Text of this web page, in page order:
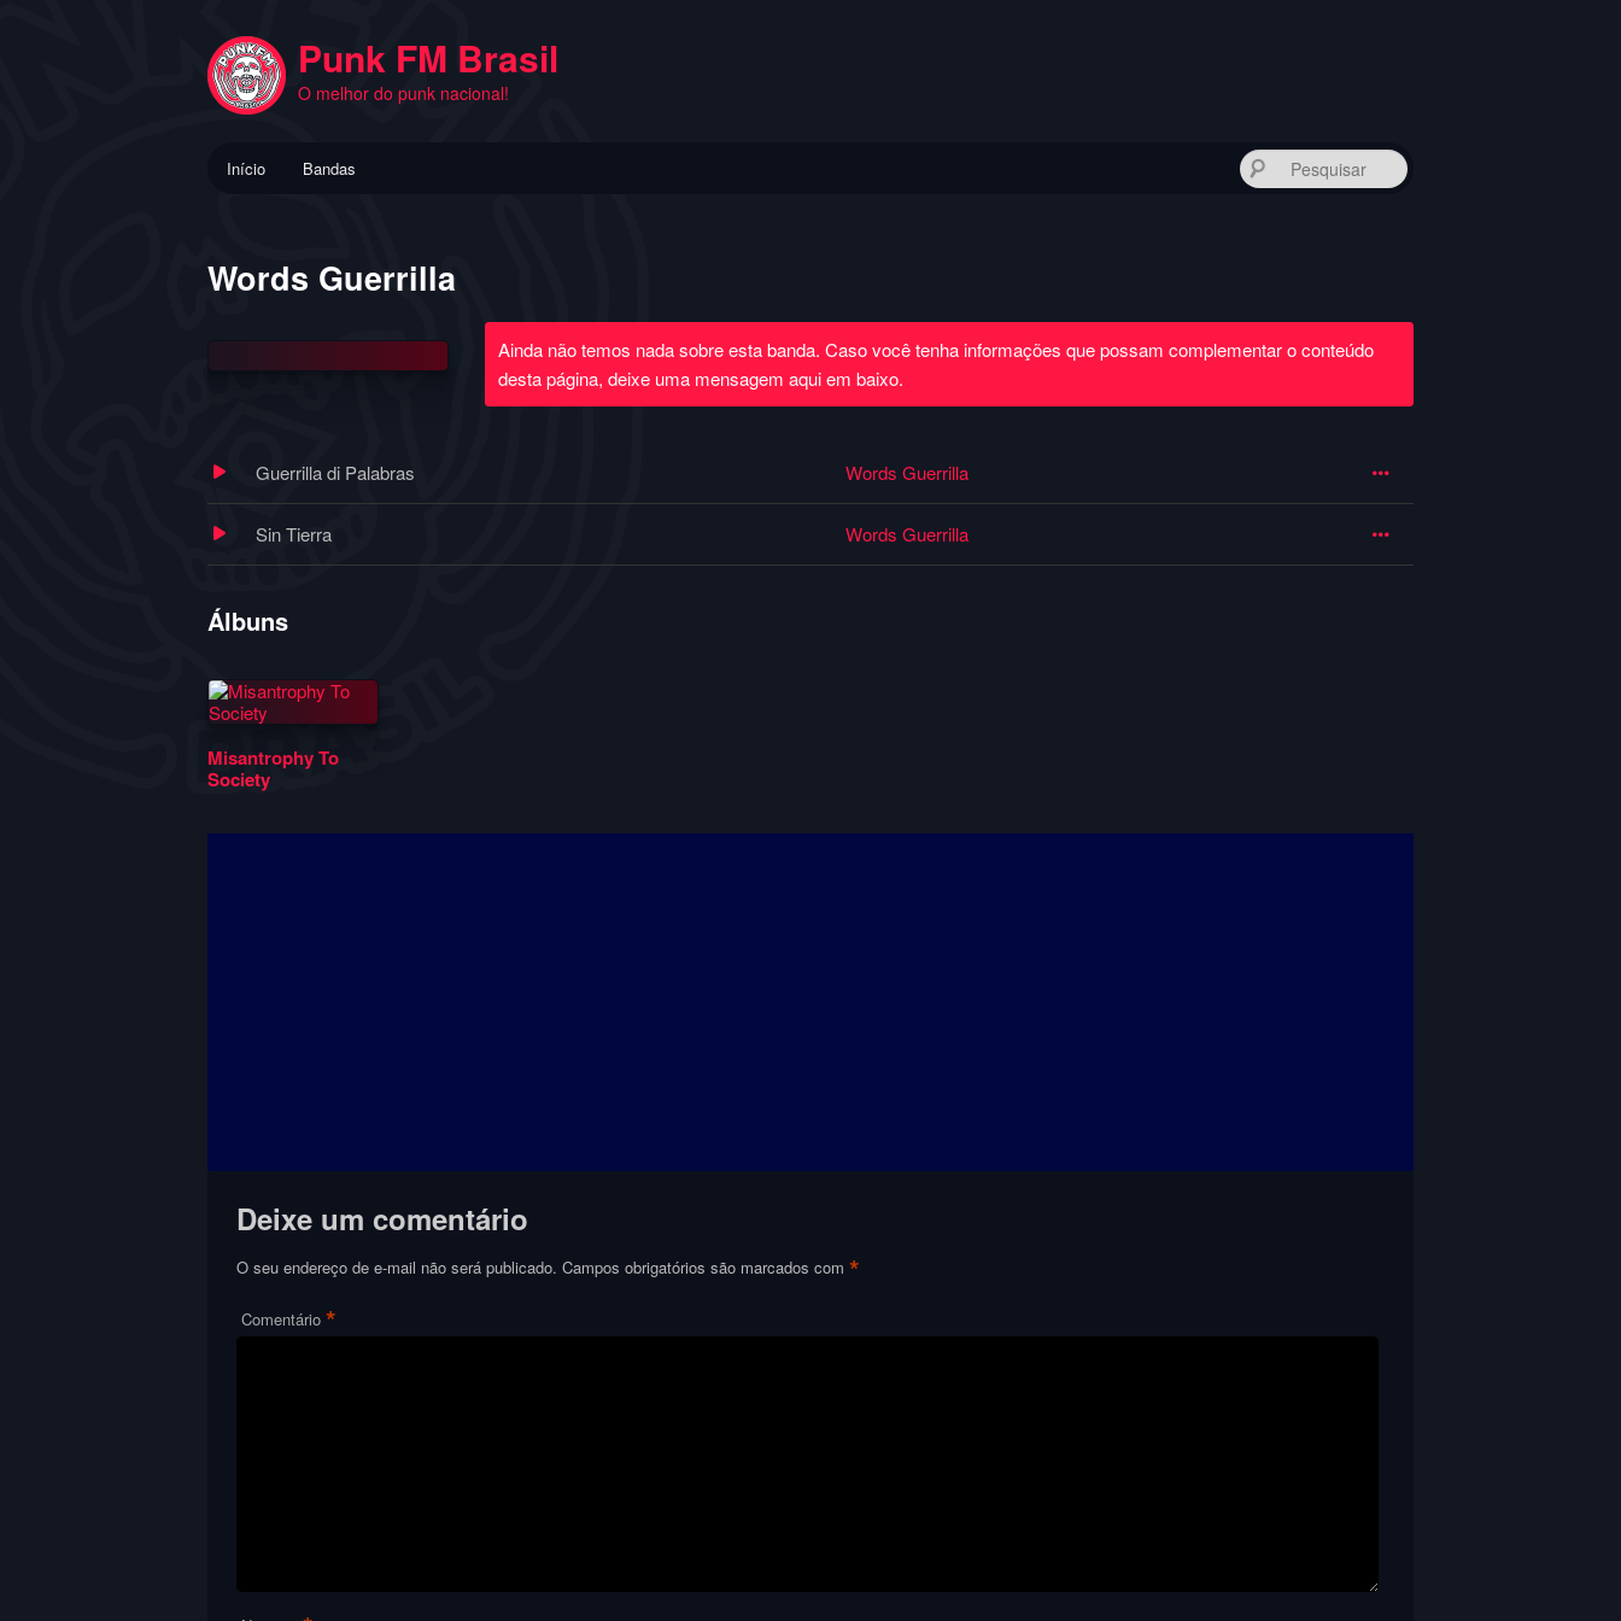
Punk FM Brasil
O melhor do punk nacional!
Início Bandas
Words Guerrilla
Ainda não temos nada sobre esta banda. Caso você tenha informações que possam complementar o conteúdo
desta página, deixe uma mensagem aqui em baixo.
Guerrilla di Palabras Words Guerrilla
Sin Tierra Words Guerrilla
Álbuns
Misantrophy To
Society
Deixe um comentário
O seu endereço de e-mail não será publicado. Campos obrigatórios são marcados com*
Comentário *